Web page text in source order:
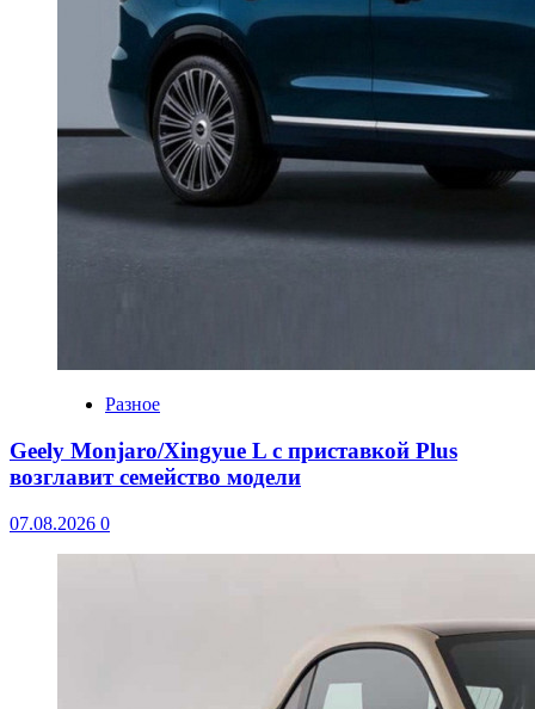
Разное
Geely Monjaro/Xingyue L с приставкой Plus
возглавит семейство модели
07.08.2026 0